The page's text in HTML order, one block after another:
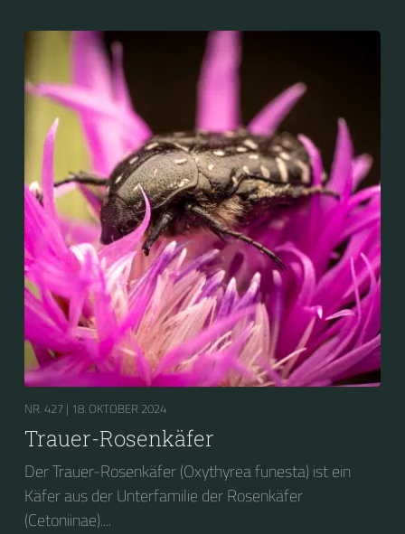
NR. 427 | 18. OKTOBER 2024
Trauer-Rosenkäfer
Der Trauer-Rosenkäfer (Oxythyrea funesta) ist ein
Käfer aus der Unterfamilie der Rosenkäfer
(Cetoniinae)....